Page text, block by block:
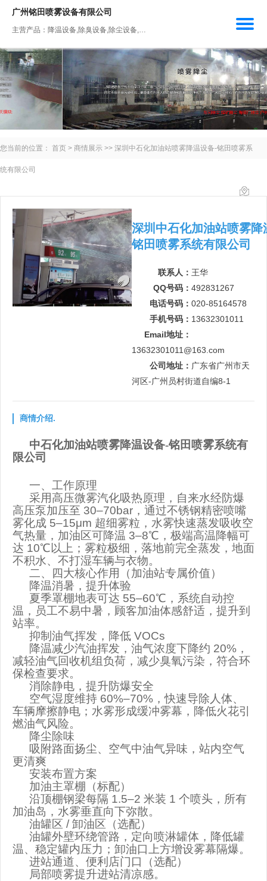
广州铭田喷雾设备有限公司
主营产品：降温设备,除臭设备,除尘设备,人工造雾设备,加湿设备
您当前的位置： 首页 > 商情展示 >> 深圳中石化加油站喷雾降温设备-铭田喷雾系
统有限公司
深圳中石化加油站喷雾降
铭田喷雾系统有限公司
联系人： 王华
QQ号码： 492831267
电话号码： 020-85164578
手机号码： 13632301011
Email地址：
13632301011@163.com
公司地址： 广东省广州市天
河区-广州员村街道自编8-1
商情介绍.
中石化加油站喷雾降温设备-铭田喷雾系统有
限公司
一、工作原理
采用高压微雾汽化吸热原理，自来水经防爆
高压泵加压至 30–70bar ，通过不锈钢精密喷嘴
雾化成 5–15μm 超细雾粒，水雾快速蒸发吸收空
气热量，加油区可降温 3–8℃，极端高温降幅可
达 10℃以上；雾粒极细，落地前完全蒸发，地面
不积水、不打湿车辆与衣物。
二、四大核心作用（加油站专属价值）
降温消暑，提升体验
夏季罩棚地表可达 55–60℃，系统自动控
温，员工不易中暑，顾客加油体感舒适，提升到
站率。
抑制油气挥发，降低 VOCs
降温减少汽油挥发，油气浓度下降约 20% ，
减轻油气回收机组负荷，减少臭氧污染，符合环
保检查要求。
消除静电，提升防爆安全
空气湿度维持 60%–70% ，快速导除人体、
车辆摩擦静电；水雾形成缓冲雾幕，降低火花引
燃油气风险。
降尘除味
吸附路面扬尘、空气中油气异味，站内空气
更清爽
安装布置方案
加油主罩棚（标配）
沿顶棚钢梁每隔 1.5–2 米装 1 个喷头， 所有
加油岛，水雾垂直向下弥散。
油罐区 / 卸油区（选配）
油罐外壁环绕管路，定向喷淋罐体，降低罐
温、稳定罐内压力；卸油口上方增设雾幕隔爆。
进站通道、便利店门口（选配）
局部喷雾提升进站清凉感。